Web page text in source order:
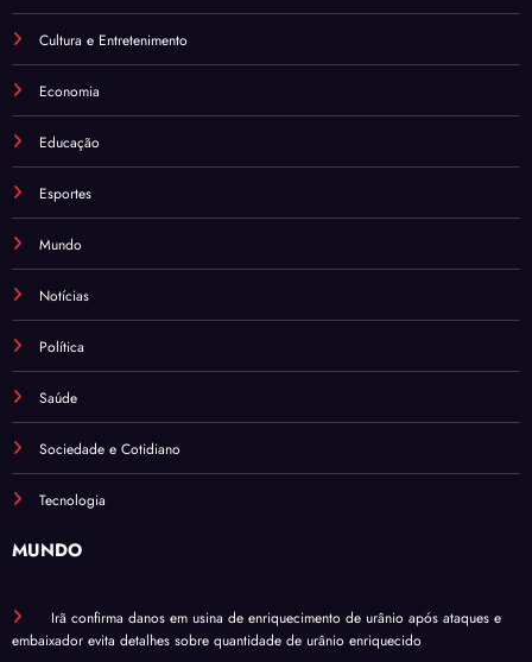
Cultura e Entretenimento
Economia
Educação
Esportes
Mundo
Notícias
Política
Saúde
Sociedade e Cotidiano
Tecnologia
MUNDO
Irã confirma danos em usina de enriquecimento de urânio após ataques e
embaixador evita detalhes sobre quantidade de urânio enriquecido